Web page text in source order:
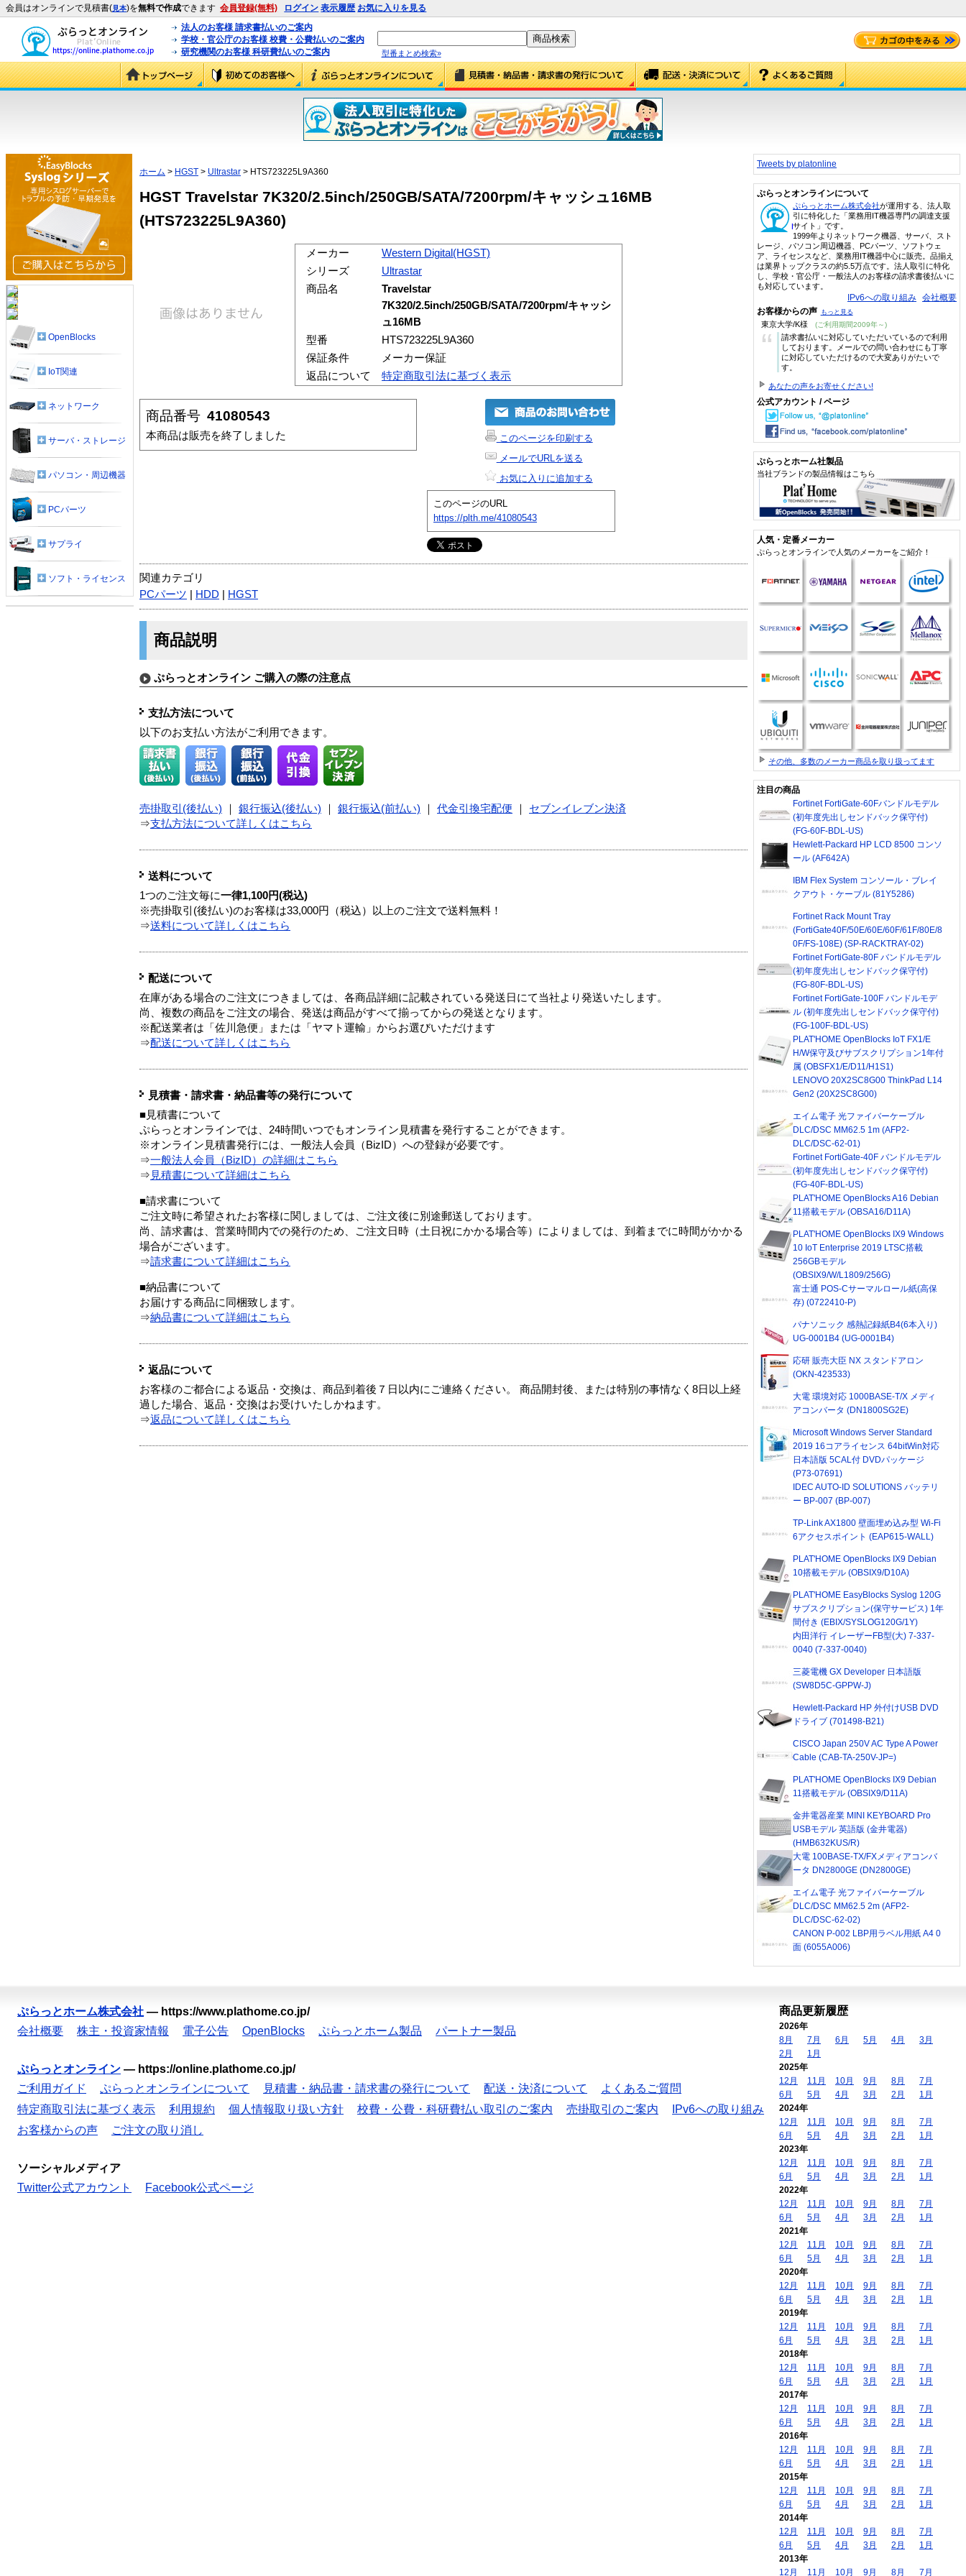
会員はオンラインで見積書(見本)を無料で作成できます 会員登録(無料) ログイン 表示履歴 お気に入りを見る
法人のお客様 請求書払いのご案内
学校・官公庁のお客様 校費・公費払いのご案内
研究機関のお客様 科研費払いのご案内
型番まとめ検索»
ホーム > HGST > Ultrastar > HTS723225L9A360
HGST Travelstar 7K320/2.5inch/250GB/SATA/7200rpm/キャッシュ16MB
(HTS723225L9A360)
メーカー
Western Digital(HGST)
シリーズ
Ultrastar
商品名
Travelstar
7K320/2.5inch/250GB/SATA/7200rpm/キャッシ
ュ16MB
型番
HTS723225L9A360
保証条件
メーカー保証
返品について
特定商取引法に基づく表示
商品番号 41080543
本商品は販売を終了しました
このページを印刷する
メールでURLを送る
お気に入りに追加する
このページのURL
https://plth.me/41080543
関連カテゴリ
PCパーツ
HDD HGST
商品説明
ぷらっとオンライン ご購入の際の注意点
支払方法について
以下のお支払い方法がご利用できます。
売掛取引(後払い) 銀行振込(後払い) 銀行振込(前払い) 代金引換宅配便
セブンイレブン決済
⇒支払方法について詳しくはこちら
送料について
1つのご注文毎に一律1,100円(税込)
※売掛取引(後払い)のお客様は33,000円（税込）以上のご注文で送料無料！
⇒送料について詳しくはこちら
配送について
在庫がある場合のご注文につきましては、各商品詳細に記載されている発送日にて当社より発送いたします。
尚、複数の商品をご注文の場合、発送は商品がすべて揃ってからの発送となります。
※配送業者は「佐川急便」または「ヤマト運輸」からお選びいただけます
⇒配送について詳しくはこちら
見積書・請求書・納品書等の発行について
■見積書について
ぷらっとオンラインでは、24時間いつでもオンライン見積書を発行することができます。
※オンライン見積書発行には、一般法人会員（BizID）への登録が必要です。
⇒一般法人会員（BizID）の詳細はこちら
⇒ 見積書について詳細はこちら
■請求書について
ご注文時に希望されたお客様に関しましては、ご注文後に別途郵送しております。
尚、請求書は、営業時間内での発行のため、ご注文日時（土日祝にかかる場合等）によりましては、到着までに時間がかかる
場合がございます。
⇒請求書について詳細はこちら
■納品書について
お届けする商品に同梱致します。
⇒納品書について詳細はこちら
返品について
お客様のご都合による返品・交換は、商品到着後７日以内にご連絡ください。 商品開封後、または特別の事情なく8日以上経
過した場合、返品・交換はお受けいたしかねます。
⇒返品について詳しくはこちら
OpenBlocks
IoT関連
ネットワーク
サーバ・ストレージ
パソコン・周辺機器
PCパーツ
サプライ
ソフト・ライセンス
Tweets by platonline
ぷらっとオンラインについて
ぷらっとホーム株式会社が運用する、法人取
引に特化した「業務用IT機器専門の調達支援
サイト」です。
1999年よりネットワーク機器、サーバ、スト
レージ、パソコン周辺機器、PCパーツ、ソフトウェ
ア、ライセンスなど、業務用IT機器中心に販売。品揃え
は業界トップクラスの約5.5万点です。法人取引に特化
し、学校・官公庁・一般法人のお客様の請求書後払いに
も対応しています。
IPv6への取り組み 会社概要
お客様からの声 もっと見る
東京大学/K様 (ご利用期間2009年～)
“
請求書払いに対応していただいているので利用
しております。メールでの問い合わせにも丁寧
に対応していただけるので大変ありがたいで
す。
あなたの声をお寄せください!
公式アカウント / ページ
ぷらっとホーム社製品
当社ブランドの製品情報はこちら
人気・定番メーカー
ぷらっとオンラインで人気のメーカーをご紹介！
その他、多数のメーカー商品を取り扱ってます
注目の商品
Fortinet FortiGate-60Fバンドルモデル
(初年度先出しセンドバック保守付)
(FG-60F-BDL-US)
Hewlett-Packard HP LCD 8500 コンソ
ール (AF642A)
IBM Flex System コンソール・ブレイ
クアウト・ケーブル (81Y5286)
Fortinet Rack Mount Tray
(FortiGate40F/50E/60E/60F/61F/80E/8
0F/FS-108E) (SP-RACKTRAY-02)
Fortinet FortiGate-80F バンドルモデル
(初年度先出しセンドバック保守付)
(FG-80F-BDL-US)
Fortinet FortiGate-100F バンドルモデ
ル (初年度先出しセンドバック保守付)
(FG-100F-BDL-US)
PLAT'HOME OpenBlocks IoT FX1/E
H/W保守及びサブスクリプション1年付
属 (OBSFX1/E/D11/H1S1)
LENOVO 20X2SC8G00 ThinkPad L14
Gen2 (20X2SC8G00)
エイム電子 光ファイバーケーブル
DLC/DSC MM62.5 1m (AFP2-
DLC/DSC-62-01)
Fortinet FortiGate-40F バンドルモデル
(初年度先出しセンドバック保守付)
(FG-40F-BDL-US)
PLAT'HOME OpenBlocks A16 Debian
11搭載モデル (OBSA16/D11A)
PLAT'HOME OpenBlocks IX9 Windows
10 IoT Enterprise 2019 LTSC搭載
256GBモデル
(OBSIX9/W/L1809/256G)
富士通 POS-Cサーマルロール紙(高保
存) (0722410-P)
パナソニック 感熱記録紙B4(6本入り)
UG-0001B4 (UG-0001B4)
応研 販売大臣 NX スタンドアロン
(OKN-423533)
大電 環境対応 1000BASE-T/X メディ
アコンバータ (DN1800SG2E)
Microsoft Windows Server Standard
2019 16コアライセンス 64bitWin対応
日本語版 5CAL付 DVDパッケージ
(P73-07691)
IDEC AUTO-ID SOLUTIONS バッテリ
ー BP-007 (BP-007)
TP-Link AX1800 壁面埋め込み型 Wi-Fi
6アクセスポイント (EAP615-WALL)
PLAT'HOME OpenBlocks IX9 Debian
10搭載モデル (OBSIX9/D10A)
PLAT'HOME EasyBlocks Syslog 120G
サブスクリプション(保守サービス) 1年
間付き (EBIX/SYSLOG120G/1Y)
内田洋行 イレーザーFB型(大) 7-337-
0040 (7-337-0040)
三菱電機 GX Developer 日本語版
(SW8D5C-GPPW-J)
Hewlett-Packard HP 外付けUSB DVD
ドライブ (701498-B21)
CISCO Japan 250V AC Type A Power
Cable (CAB-TA-250V-JP=)
PLAT'HOME OpenBlocks IX9 Debian
11搭載モデル (OBSIX9/D11A)
金井電器産業 MINI KEYBOARD Pro
USBモデル 英語版 (金井電器)
(HMB632KUS/R)
大電 100BASE-TX/FXメディアコンバ
ータ DN2800GE (DN2800GE)
エイム電子 光ファイバーケーブル
DLC/DSC MM62.5 2m (AFP2-
DLC/DSC-62-02)
CANON P-002 LBP用ラベル用紙 A4 0
面 (6055A006)
ぷらっとホーム株式会社 — https://www.plathome.co.jp/
会社概要
株主・投資家情報 電子公告 OpenBlocks ぷらっとホーム製品 パートナー製品
ぷらっとオンライン — https://online.plathome.co.jp/
ご利用ガイド
ぷらっとオンラインについて 見積書・納品書・請求書の発行について 配送・決済について
よくあるご質問
特定商取引法に基づく表示
利用規約 個人情報取り扱い方針 校費・公費・科研費払い取引のご案内 売掛取引のご案内
IPv6への取り組み
お客様からの声
ご注文の取り消し
ソーシャルメディア
Twitter公式アカウント
Facebook公式ページ
商品更新履歴
2026年
8月
7月 6月 5月 4月
3月
2月
1月
2025年
12月
11月 10月 9月 8月
7月
6月
5月 4月 3月 2月
1月
2024年
12月
11月 10月 9月 8月
7月
6月
5月 4月 3月 2月
1月
2023年
12月
11月 10月 9月 8月
7月
6月
5月 4月 3月 2月
1月
2022年
12月
11月 10月 9月 8月
7月
6月
5月 4月 3月 2月
1月
2021年
12月
11月 10月 9月 8月
7月
6月
5月 4月 3月 2月
1月
2020年
12月
11月 10月 9月 8月
7月
6月
5月 4月 3月 2月
1月
2019年
12月
11月 10月 9月 8月
7月
6月
5月 4月 3月 2月
1月
2018年
12月
11月 10月 9月 8月
7月
6月
5月 4月 3月 2月
1月
2017年
12月
11月 10月 9月 8月
7月
6月
5月 4月 3月 2月
1月
2016年
12月
11月 10月 9月 8月
7月
6月
5月 4月 3月 2月
1月
2015年
12月
11月 10月 9月 8月
7月
6月
5月 4月 3月 2月
1月
2014年
12月
11月 10月 9月 8月
7月
6月
5月 4月 3月 2月
1月
2013年
12月
11月 10月 9月 8月 7月